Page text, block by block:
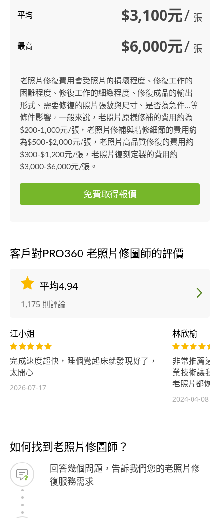
平均 $3,100元/ 張
最高 $6,000元/ 張
老照片修復費用會受照片的損壞程度、修復工作的
困難程度、修復工作的細緻程度、修復成品的輸出
形式、需要修復的照片張數與尺寸、是否為急件...等
條件影響，一般來說，老照片原樣修補的費用約為
$200-1,000元/張，老照片修補與精修細節的費用約
為$500-$2,000元/張，老照片高品質修復的費用約
$300-$1,200元/張，老照片復刻定製的費用約
$3,000-$6,000元/張。
免費取得報價
客戶對PRO360 老照片修圖師的評價
平均4.94
1,175 則評論
江小姐
完成速度超快，睡個覺起床就發現好了，
太開心
2026-07-17
林欣榆
非常推薦這
業技術讓我
老照片都恢
2024-04-08
如何找到老照片修圖師？
回答幾個問題，告訴我們您的老照片修
復服務需求